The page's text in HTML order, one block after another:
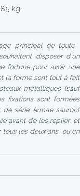
kg.
principal de toute
disposer d'un
fortune pour avoir une
la forme sont tout à fait
métalliques (sauf
fixations sont formées
série Armae sauront
avant de les replier, et
les deux ans, ou en